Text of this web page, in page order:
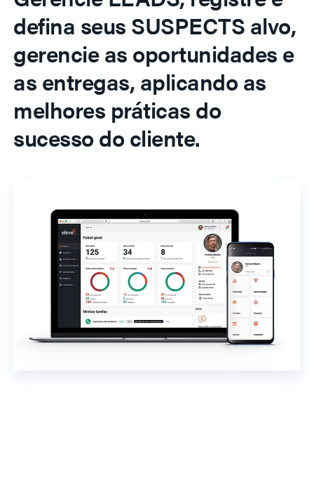
defina seus SUSPECTS alvo,
gerencie as oportunidades e
as entregas, aplicando as
melhores práticas do
sucesso do cliente.